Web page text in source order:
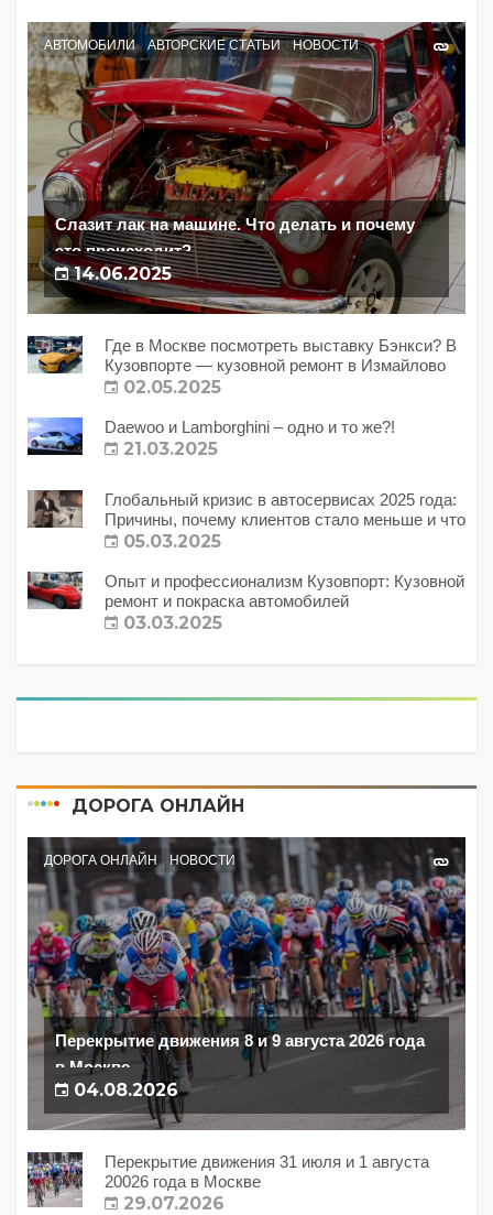
АВТОМОБИЛИ АВТОРСКИЕ СТАТЬИ НОВОСТИ
Слазит лак на машине. Что делать и почему
это происходит?
14.06.2025
Где в Москве посмотреть выставку Бэнкси? В
Кузовпорте — кузовной ремонт в Измайлово
02.05.2025
Daewoo и Lamborghini – одно и то же?!
21.03.2025
Глобальный кризис в автосервисах 2025 года:
Причины, почему клиентов стало меньше и что
с этим делать?
05.03.2025
Опыт и профессионализм Кузовпорт: Кузовной
ремонт и покраска автомобилей
03.03.2025
ДОРОГА ОНЛАЙН
ДОРОГА ОНЛАЙН НОВОСТИ
Перекрытие движения 8 и 9 августа 2026 года
в Москве
04.08.2026
Перекрытие движения 31 июля и 1 августа
20026 года в Москве
29.07.2026